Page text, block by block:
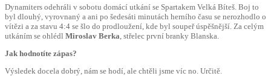
Dynamiters odehráli v sobotu domácí utkání se Spartakem Velká Bíteš. Boj to
byl dlouhý, vyrovnaný a ani po šedesáti minutách herního času se nerozhodlo o
vítězi a za stavu 4:4 se šlo do prodloužení, kde byl soupeř úspěšnější. Za celým
utkáním se ohlédl Miroslav Berka , střelec první branky Blanska.
Jak hodnotíte zápas?
Výsledek docela dobrý, nám se hodí, ale chtěli jsme víc no. Určitě.